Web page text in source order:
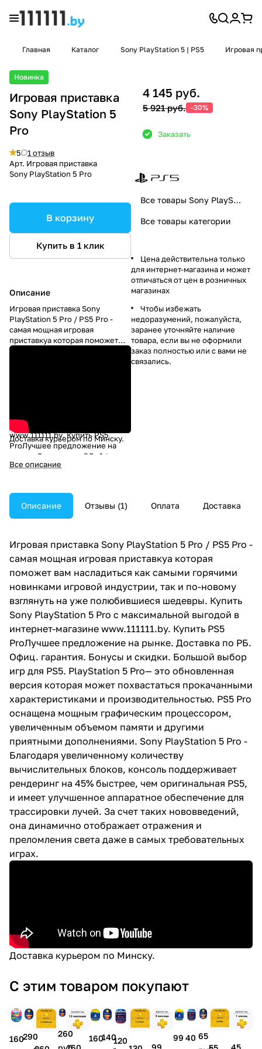
Главная Каталог Sony PlayStation 5 | PS5 Игровая
Новинка
Игровая приставка
Sony PlayStation 5
Pro
5
1 отзыв
Арт. Игровая приставка
Sony PlayStation 5 Pro
В корзину
Купить в 1 клик
Описание
Игровая приставка Sony
PlayStation 5 Pro / PS5 Pro -
самая мощная игровая
приставкуа которая поможет
вам насладиться как самыми
интернет-магазине
www.111111.by. Купить PS5
ProЛучшее предложение на
рынке. Доставка по РБ. Офиц.
гарантия. Бонусы и скидки.
обновленная версия которая
может похвастаться
прокачанными
производительностью. PS5 Pro
оснащена мощным
графическим процессором,
увеличенным объемом памяти и
дополнениями. Sony PlayStation
5 Pro - Благодаря увеличенному
количеству вычислительных
блоков, консоль поддерживает
рендеринг на 45% быстрее, чем
оригинальная PS5, и имеет
улучшенное аппаратное
обеспечение для трассировки
лучей. За счет таких
нововведений, она динамично
отображает отражения и
самых требовательных играх.
Доставкакурьером по Минску.
Все описание
4 145 руб.
5 921 руб. -30%
Заказать
Все товары Sony PlayStation
Все товары категории
Цена действительна только
для интернет-магазина и может
отличаться от цен в розничных
магазинах
Чтобы избежать
недоразумений, пожалуйста,
заранее уточняйте наличие
товара, если вы не оформили
заказ полностью или с вами не
связались.
Описание Отзывы (1) Оплата Доставка
Игровая приставка Sony PlayStation 5 Pro / PS5 Pro -
самая мощная игровая приставкуа которая
поможет вам насладиться как самыми горячими
новинками игровой индустрии, так и по-новому
взглянуть на уже полюбившиеся шедевры. Купить
Sony PlayStation 5 Pro с максимальной выгодой в
интернет-магазине www.111111.by. Купить PS5
ProЛучшее предложение на рынке. Доставка по РБ.
Офиц. гарантия. Бонусы и скидки. Большой выбор
игр для PS5. PlayStation 5 Pro— это обновленная
версия которая может похвастаться прокачанными
характеристиками и производительностью. PS5 Pro
оснащена мощным графическим процессором,
увеличенным объемом памяти и другими
приятными дополнениями. Sony PlayStation 5 Pro -
Благодаря увеличенному количеству
вычислительных блоков, консоль поддерживает
рендеринг на 45% быстрее, чем оригинальная PS5,
и имеет улучшенное аппаратное обеспечение для
трассировки лучей. За счет таких нововведений,
она динамично отображает отражения и
преломления света даже в самых требовательных
играх.
Доставка курьером по Минску.
С этим товаром покупают
160290
260
160140120
99 40 65
45